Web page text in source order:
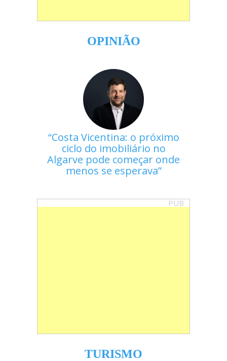
OPINIÃO
Costa Vicentina: o próximo
ciclo do imobiliário no
Algarve pode começar onde
menos se esperava
PUB
TURISMO